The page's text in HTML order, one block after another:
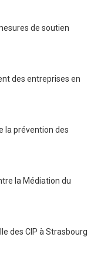
de soutien
des entreprises en
la prévention des
la Médiation du
des CIP à Strasbourg